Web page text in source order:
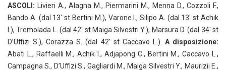
ASCOLI: Livieri A., Alagna M., Piermarini M., Menna D., Cozzoli F.,
Bando A. (dal 13′ st Bertini M.), Varone I., Silipo A. (dal 13′ st Achik
I.), Tremolada L. (dal 42′ st Maiga Silvestri Y.), Marsura D. (dal 34′ st
D’Uffizi S.), Corazza S. (dal 42′ st Caccavo L.). A disposizione:
Abati L., Raffaelli M., Achik I., Adjapong C., Bertini M., Caccavo L.,
Campagna S., D’Uffizi S., Gagliardi M., Maiga Silvestri Y., Maurizii E.,